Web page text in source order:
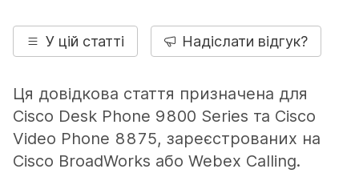
У цій статті Надіслати відгук?
Ця довідкова стаття призначена для
Cisco Desk Phone 9800 Series та Cisco
Video Phone 8875, зареєстрованих на
Cisco BroadWorks або Webex Calling.